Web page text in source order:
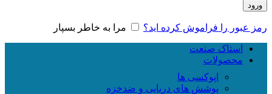
ورود
رمز عبور را فراموش کرده اید؟ مرا به خاطر بسپار
استاک صنعت
محصولات
اپوکسی ها
پوشش های دریایی و ضدخزه